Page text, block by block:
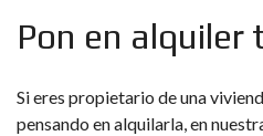
Pon en alquiler
Si eres propietario de una
pensando en alquilarla, en